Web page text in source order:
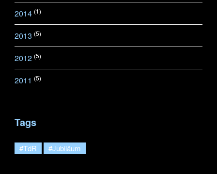
2014 (1)
2013 (5)
2012 (5)
2011 (5)
Tags
#TdR #Jubiläum